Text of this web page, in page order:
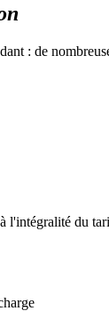
: de
l'intégralité du